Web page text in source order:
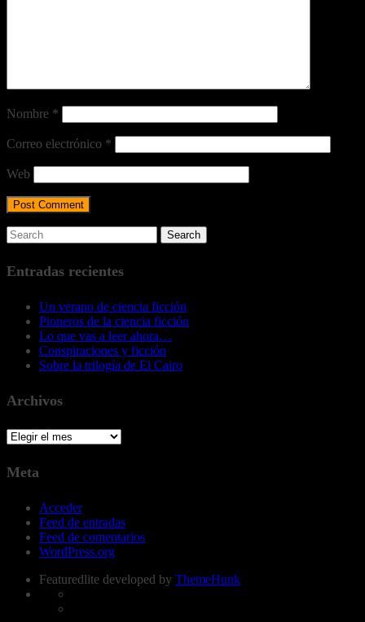
Nombre *
Correo electrónico *
Web
Entradas recientes
Un verano de ciencia ficción
Pioneros de la ciencia ficción
Lo que vas a leer ahora…
Conspiraciones y ficción
Sobre la trilogía de El Cairo
Archivos
Archivos
Meta
Acceder
Feed de entradas
Feed de comentarios
WordPress.org
Featuredlite developed by ThemeHunk